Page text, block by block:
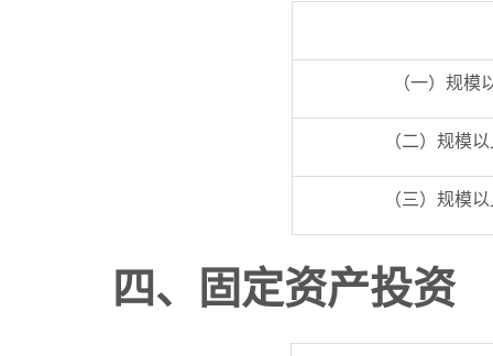
（一）规模
（二）规模
（三）规模
四、固定资产投资